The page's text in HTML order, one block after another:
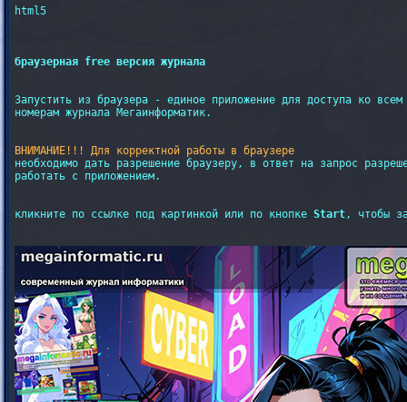
html5
браузерная free версия журнала
Запустить из браузера - единое приложение для доступа ко всем
номерам журнала Мегаинформатик.
ВНИМАНИЕ!!! Для корректной работы в браузере
необходимо дать разрешение браузеру, в ответ на запрос
работать с приложением.
кликните по ссылке под картинкой или по кнопке Start, чтобы